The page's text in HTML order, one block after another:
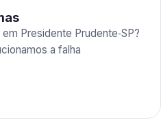
Presidente Prudente‑SP?
a falha